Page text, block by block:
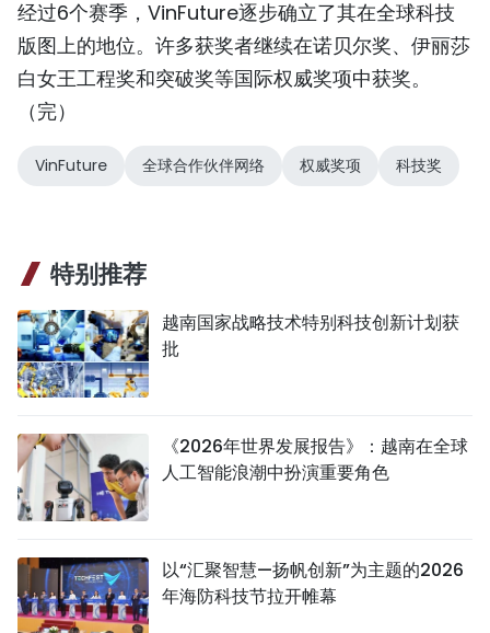
经过6个赛季，VinFuture逐步确立了其在全球科技
版图上的地位。许多获奖者继续在诺贝尔奖、伊丽莎
白女王工程奖和突破奖等国际权威奖项中获奖。
（完）
VinFuture 全球合作伙伴网络 权威奖项 科技奖
特别推荐
越南国家战略技术特别科技创新计划获
批
《2026年世界发展报告》：越南在全球
人工智能浪潮中扮演重要角色
以“汇聚智慧—扬帆创新”为主题的2026
年海防科技节拉开帷幕